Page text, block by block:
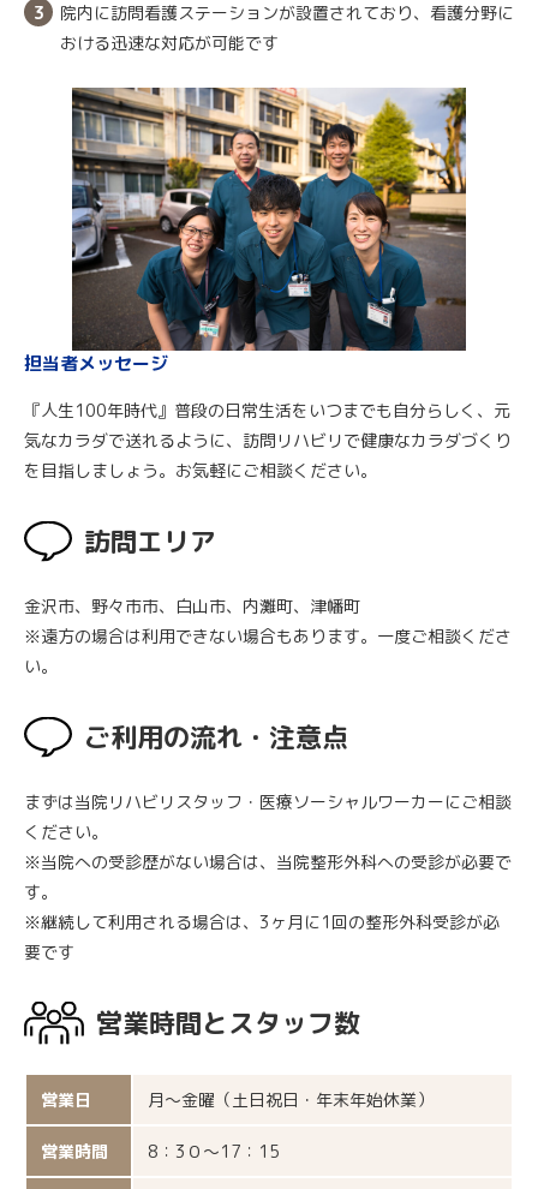
院内に訪問看護ステーションが設置されており、看護分野に
おける迅速な対応が可能です
担当者メッセージ
『人生100年時代』普段の日常生活をいつまでも自分らしく、元
気なカラダで送れるように、訪問リハビリで健康なカラダづくり
を目指しましょう。お気軽にご相談ください。
訪問エリア
金沢市、野々市市、白山市、内灘町、津幡町
※遠方の場合は利用できない場合もあります。一度ご相談くださ
い。
ご利用の流れ・注意点
まずは当院リハビリスタッフ・医療ソーシャルワーカーにご相談
ください。
※当院への受診歴がない場合は、当院整形外科への受診が必要で
す。
※継続して利用される場合は、3ヶ月に1回の整形外科受診が必
要です
営業時間とスタッフ数
営業日 月～金曜（土日祝日・年末年始休業）
営業時間 8：3０～17：15